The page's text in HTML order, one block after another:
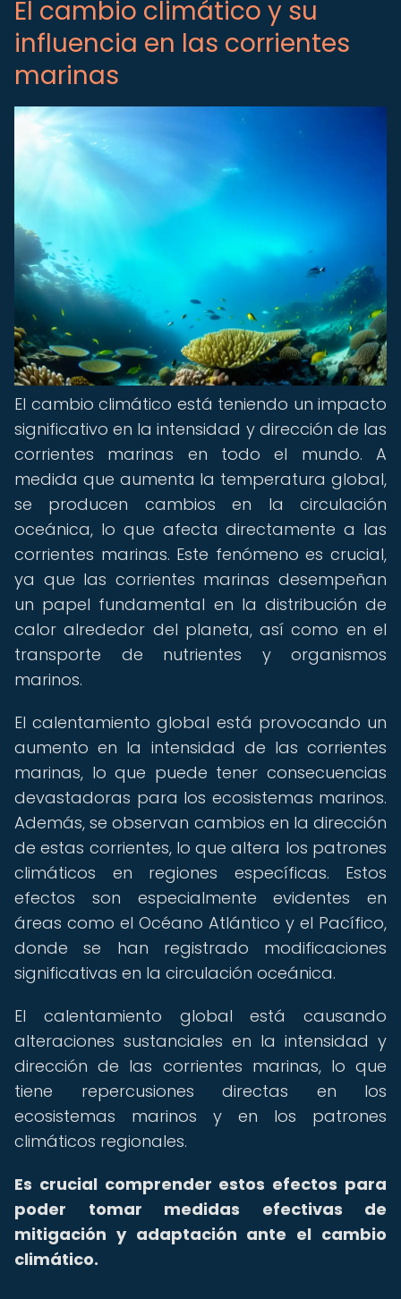
El cambio climático y su
influencia en las corrientes
marinas
El cambio climático está teniendo un impacto
significativo en la intensidad y dirección de las
corrientes marinas en todo el mundo. A
medida que aumenta la temperatura global,
se producen cambios en la circulación
oceánica, lo que afecta directamente a las
corrientes marinas. Este fenómeno es crucial,
ya que las corrientes marinas desempeñan
un papel fundamental en la distribución de
calor alrededor del planeta, así como en el
transporte de nutrientes y organismos
marinos.
El calentamiento global está provocando un
aumento en la intensidad de las corrientes
marinas, lo que puede tener consecuencias
devastadoras para los ecosistemas marinos.
Además, se observan cambios en la dirección
de estas corrientes, lo que altera los patrones
climáticos en regiones específicas. Estos
efectos son especialmente evidentes en
áreas como el Océano Atlántico y el Pacífico,
donde se han registrado modificaciones
significativas en la circulación oceánica.
El calentamiento global está causando
alteraciones sustanciales en la intensidad y
dirección de las corrientes marinas, lo que
tiene repercusiones directas en los
ecosistemas marinos y en los patrones
climáticos regionales.
Es crucial comprender estos efectos para
poder tomar medidas efectivas de
mitigación y adaptación ante el cambio
climático.